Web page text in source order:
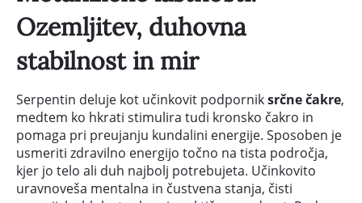
Ozemljitev, duhovna
stabilnost in mir
Serpentin deluje kot učinkovit podporniksrčne čakre,
medtem ko hkrati stimulira tudi kronsko čakro in
pomaga pri preujanju kundalini energije. Sposoben je
usmeriti zdravilno energijo točno na tista področja,
kjer jo telo ali duh najbolj potrebujeta. Učinkovito
uravnoveša mentalna in čustvena stanja, čisti